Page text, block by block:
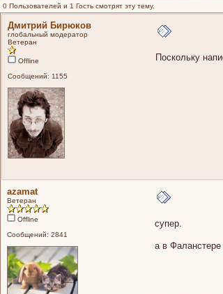
0 Пользователей и 1 Гость смотрят эту тему.
Дмитрий Бирюков
глобальный модератор
Ветеран
Offline
Сообщений: 1155
Поскольку
azamat
Ветеран
Offline
Сообщений: 2841
супер.
а в Фаланстере